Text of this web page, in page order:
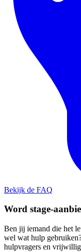
Bekijk de FAQ
Word stage-
Ben jij iemand die het
wel wat hulp
hulpvragers en